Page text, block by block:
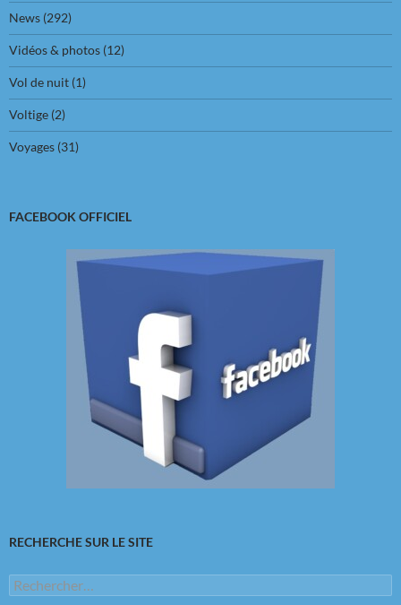
News (292)
Vidéos & photos (12)
Vol de nuit (1)
Voltige (2)
Voyages (31)
FACEBOOK OFFICIEL
RECHERCHE SUR LE SITE
Rechercher :